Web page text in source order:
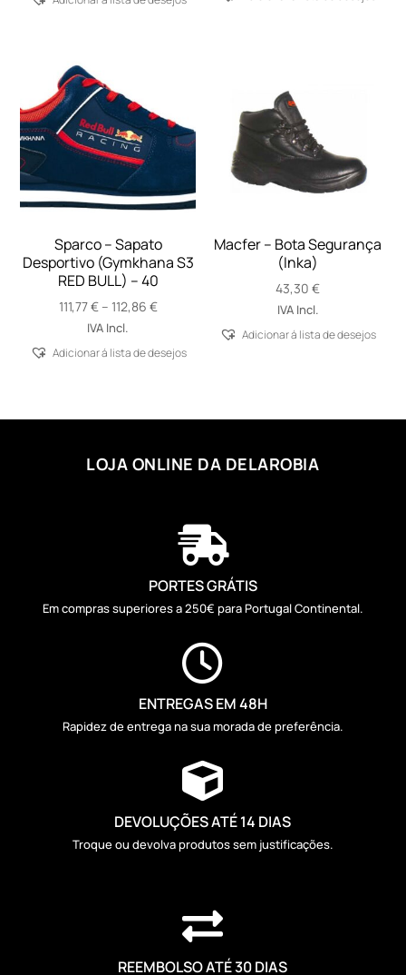
Sparco – Sapato
Desportivo (Gymkhana S3
RED BULL) – 40
111,77€ – 112,86 €Price
through
IVA Incl.
Adicionar á lista de desejos
Macfer – Bota Segurança
(Inka)
43,30€
IVA Incl.
Adicionar á lista de desejos
LOJA ONLINE DA DELAROBIA

PORTES GRÁTIS
Em compras superiores a 250€ para Portugal Continental.

ENTREGAS EM 48H
Rapidez de entrega na sua morada de preferência.

DEVOLUÇÕES ATÉ 14 DIAS
Troque ou devolva produtos sem justificações.

REEMBOLSO ATÉ 30 DIAS